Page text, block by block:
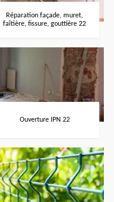
Réparation façade, muret,
faîtière, fissure, gouttière 22
Ouverture IPN 22